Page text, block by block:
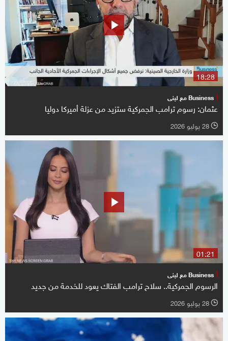
18:28
Business مع لبنى
عثمان: رسوم ترامب الجمركية ستزيد من عزلة أميركا دوليا
l 28 يوليو 2026
01:21
Business مع لبنى
الرسوم الجمركية.. سلاح ترامب الفتاك يعود للخدمة من جديد
l 28 يوليو 2026